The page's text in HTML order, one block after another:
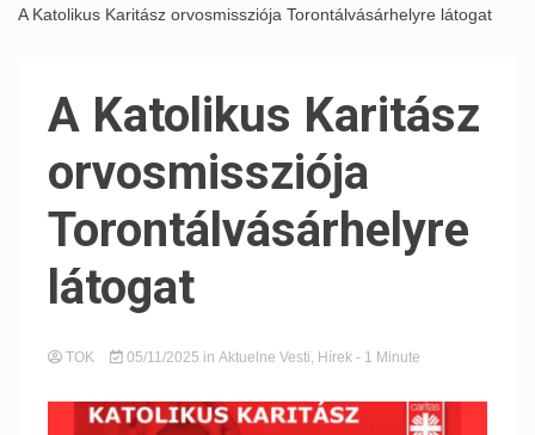
A Katolikus Karitász orvosmissziója Torontálvásárhelyre látogat
A Katolikus Karitász
orvosmissziója
Torontálvásárhelyre
látogat
TOK 05/11/2025 in Aktuelne Vesti, Hírek - 1 Minute